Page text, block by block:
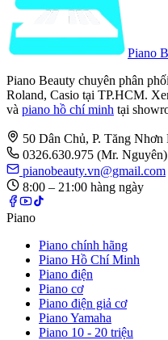
Piano
Piano Beauty chuyên phân phối
Roland, Casio tại TP.HCM.
và piano hồ chí minh tại
50 Dân Chủ, P. Tăng
0326.630.975 (Mr. Nguyên)
pianobeauty.vn@gmail.com
8:00 – 21:00 hàng ngày
Piano
Piano chính hãng
Piano Hồ Chí Minh
Piano điện
Piano cơ
Piano điện giả cơ
Piano Yamaha
Piano 10 - 20 triệu